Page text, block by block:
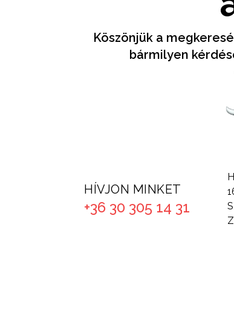
Köszönjük a
bármilyen
HÍVJON MINKET
+36 30 305 14 31